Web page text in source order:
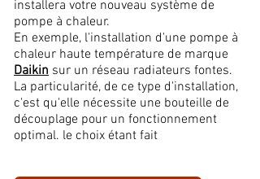
installera votre nouveau système de
pompe à chaleur.
En exemple, l'installation d'une pompe à
chaleur haute température de marque
Daikin sur un réseau radiateurs fontes.
La particularité, de ce type d'installation,
c'est qu'elle nécessite une bouteille de
découplage pour un fonctionnement
optimal. le choix étant fait